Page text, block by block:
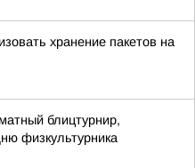
хранение пакетов на
блицтурнир,
физкультурника